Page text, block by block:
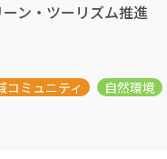
ン・ツーリズム推進